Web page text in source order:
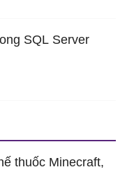
SQL Server
thuốc Minecraft,